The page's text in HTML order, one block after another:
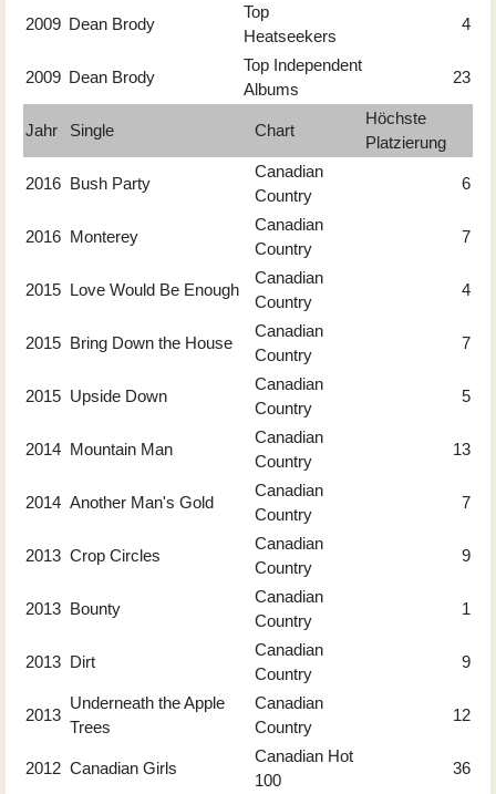
2009 Dean Brody
Top
Heatseekers
4
2009 Dean Brody
Top Independent
Albums
23
Jahr Single Chart
Höchste
Platzierung
2016 Bush Party
Canadian
Country
6
2016 Monterey
Canadian
Country
7
2015 Love Would Be Enough
Canadian
Country
4
2015 Bring Down the House
Canadian
Country
7
2015 Upside Down
Canadian
Country
5
2014 Mountain Man
Canadian
Country
13
2014 Another Man's Gold
Canadian
Country
7
2013 Crop Circles
Canadian
Country
9
2013 Bounty
Canadian
Country
1
2013 Dirt
Canadian
Country
9
2013
Underneath the Apple
Trees
Canadian
Country
12
2012 Canadian Girls
Canadian Hot
100
36